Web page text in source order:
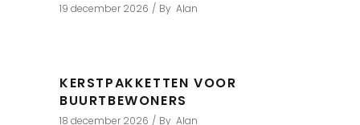
19 december 2026 By Alan
KERSTPAKKETTEN VOOR
BUURTBEWONERS
18 december 2026 By Alan